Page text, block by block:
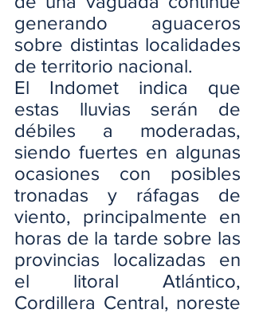
generando aguaceros
sobre distintas localidades
de territorio nacional.
El Indomet indica que
estas lluvias serán de
débiles a moderadas,
siendo fuertes en algunas
ocasiones con posibles
tronadas y ráfagas de
viento, principalmente en
horas de la tarde sobre las
provincias localizadas en
el litoral Atlántico,
Cordillera Central, noreste